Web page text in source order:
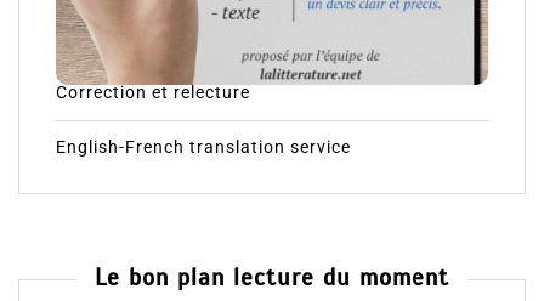
Correction et relecture
English-French translation service
Le bon plan lecture du moment